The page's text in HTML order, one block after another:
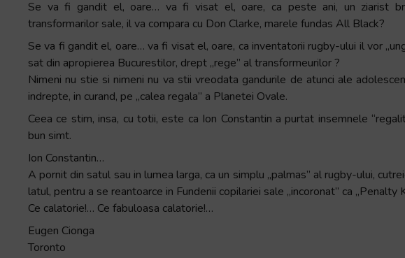
Se va fi gandit el, oare… va fi visat el, oare, ca peste ani, un ziarist
transformarilor sale, il va compara cu Don Clarke, marele fundas All Black?
Se va fi gandit el, oare… va fi visat el, oare, ca inventatorii rugby-ului il vor
sat din apropierea Bucurestilor, drept „rege” al transformeurilor ?
Nimeni nu stie si nimeni nu va stii vreodata gandurile de atunci ale
indrepte, in curand, pe „calea regala” a Planetei Ovale.
Ceea ce stim, insa, cu totii, este ca Ion Constantin a purtat insemnele
bun simt.
Ion Constantin…
A pornit din satul sau in lumea larga, ca un simplu „palmas” al rugby-ului,
latul, pentru a se reantoarce in Fundenii copilariei sale „incoronat” ca „Penalty
Ce calatorie!… Ce fabuloasa calatorie!…
Eugen Cionga
Toronto